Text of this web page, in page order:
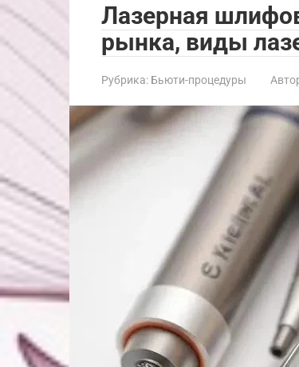
Лазерная
рынка, виды
Рубрика: Бьюти-процедуры